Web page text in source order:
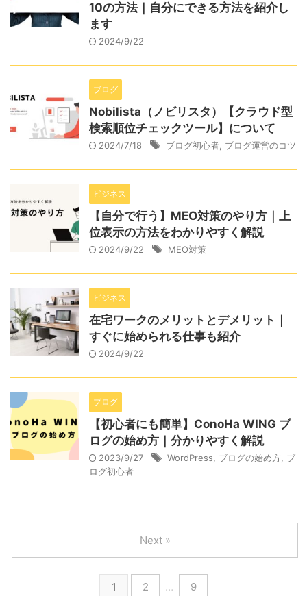
10の方法｜自分にできる方法を紹介し
ます
2024/9/22
ブログ
Nobilista（ノビリスタ）【クラウド型
検索順位チェックツール】について
2024/7/18 ブログ初心者 ブログ運営のコツ
ビジネス
【自分で行う】MEO対策のやり方｜上
位表示の方法をわかりやすく解説
2024/9/22 MEO対策
ビジネス
在宅ワークのメリットとデメリット｜
すぐに始められる仕事も紹介
2024/9/22
ブログ
【初心者にも簡単】ConoHa WING ブ
ログの始め方｜分かりやすく解説
2023/9/27 WordPress ブログの始め方 ブ
ログ初心者
1 2 … 9
Next »